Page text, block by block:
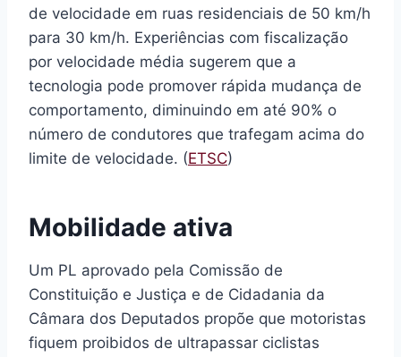
de velocidade em ruas residenciais de 50 km/h
para 30 km/h. Experiências com fiscalização
por velocidade média sugerem que a
tecnologia pode promover rápida mudança de
comportamento, diminuindo em até 90% o
número de condutores que trafegam acima do
limite de velocidade. (ETSC)
Mobilidade ativa
Um PL aprovado pela Comissão de
Constituição e Justiça e de Cidadania da
Câmara dos Deputados propõe que motoristas
fiquem proibidos de ultrapassar ciclistas